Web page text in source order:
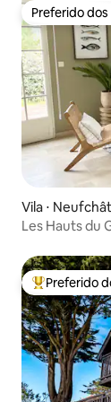
Preferido
Preferido
Vila ⋅
Les Hauts du
Entre os
Preferido